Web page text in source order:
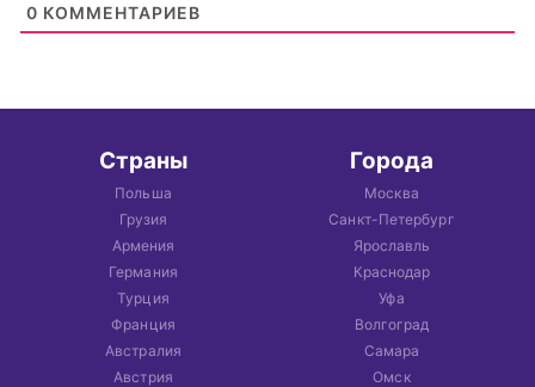
0 КОММЕНТАРИЕВ
Страны
Польша
Грузия
Армения
Германия
Турция
Франция
Австралия
Австрия
Города
Москва
Санкт-Петербург
Ярославль
Краснодар
Уфа
Волгоград
Самара
Омск